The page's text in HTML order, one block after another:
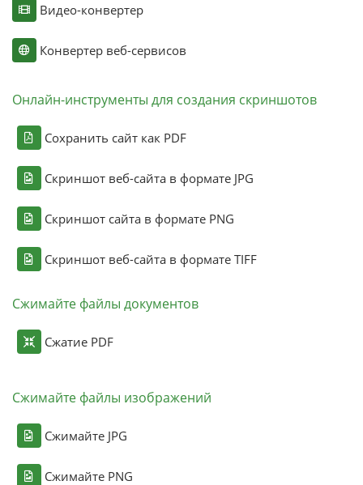
Видео-конвертер
Конвертер веб-сервисов
Онлайн-инструменты для создания скриншотов
Сохранить сайт как PDF
Скриншот веб-сайта в формате JPG
Скриншот сайта в формате PNG
Скриншот веб-сайта в формате TIFF
Сжимайте файлы документов
Сжатие PDF
Сжимайте файлы изображений
Сжимайте JPG
Сжимайте PNG